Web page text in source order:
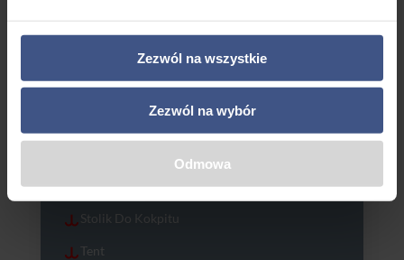
Zezwól na wszystkie
Zezwól na wybór
Odmowa
Pełne Wyposażenie Kambuza
Pełne Wyposażenie Ratunkowe
Silnik Zaburtowy
Stolik Do Kokpitu
Tent